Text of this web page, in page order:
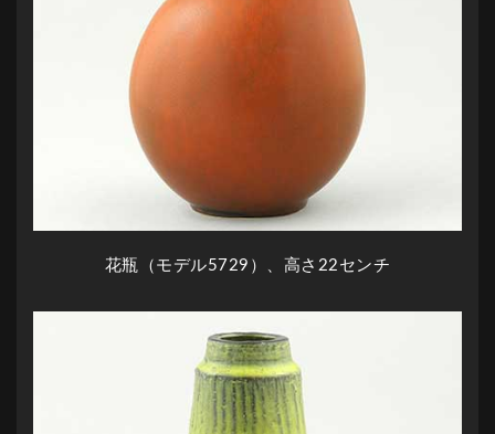
花瓶（モデル5729）、高さ22センチ